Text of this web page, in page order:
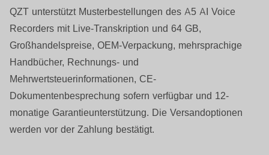
QZT unterstützt Musterbestellungen des A5 AI Voice
Recorders mit Live-Transkription und 64 GB,
Großhandelspreise, OEM-Verpackung, mehrsprachige
Handbücher, Rechnungs- und
Mehrwertsteuerinformationen, CE-
Dokumentenbesprechung sofern verfügbar und 12-
monatige Garantieunterstützung. Die Versandoptionen
werden vor der Zahlung bestätigt.